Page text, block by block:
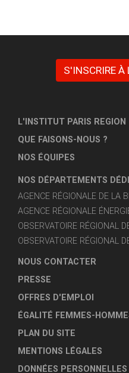
S'INSCRIRE À
L'INSTITUT PARIS REGION
QUE FAISONS-NOUS ?
NOS ÉQUIPES
NOS DÉPARTEMENTS
AGENCE RÉGIONALE DE LA
AGENCE RÉGIONALE
OBSERVATOIRE RÉGIONAL
OBSERVATOIRE RÉGIONAL
NOUS CONTACTER
PRESSE
OFFRES D'EMPLOI
ÉGALITÉ FEMMES-
PLAN DU SITE
MENTIONS LÉGALES
DONNÉES